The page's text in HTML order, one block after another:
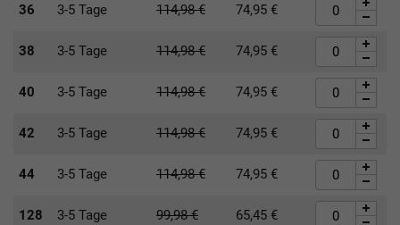
36 3-5 Tage 114,98€ 74,95 €
38 3-5 Tage 114,98€ 74,95 €
40 3-5 Tage 114,98€ 74,95 €
42 3-5 Tage 114,98€ 74,95 €
44 3-5 Tage 114,98€ 74,95 €
128 3-5 Tage 99,98€ 65,45 €